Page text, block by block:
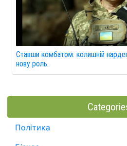
Ставши комбатом: колишній
нову роль.
Політика